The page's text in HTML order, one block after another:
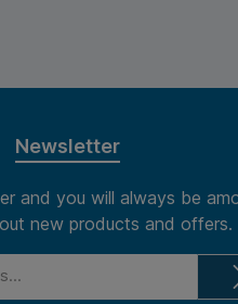
Newsletter
and you will always be
new products and offers.